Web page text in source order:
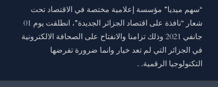
“سهم ميديا” مؤسسة إعلامية مختصة في الاقتصاد تحت
شعار “نافذة على اقتصاد الجزائر الجديدة”، انطلقت يوم 01
جانفي 2021 وذلك تزامنا والانفتاح على الصحافة الالكترونية
في الجزائر التي لم تعد خيار وانما ضرورة تفرضها
التكنولوجيا الرقمية. .